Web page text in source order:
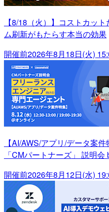
【8/18（火）】コストカッ
ム刷新がもたらす本当の効果
開催前2026年8月18日(火)
【AI/AWS/アプリ/データ案
「CMパートナーズ」 説明
開催前2026年8月12日(水)